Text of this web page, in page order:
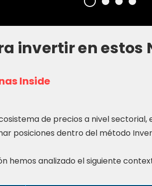
invertir en estos
Inside
de precios a nivel
posiciones dentro del método
hemos analizado el siguiente